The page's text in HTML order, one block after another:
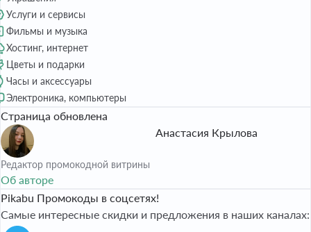
Услуги и сервисы
Фильмы и музыка
Хостинг, интернет
Цветы и подарки
Часы и аксессуары
Электроника, компьютеры
Страница обновлена
Анастасия Крылова
Редактор промокодной витрины
Об авторе
Pikabu Промокоды в соцсетях!
Самые интересные скидки и предложения в наших каналах: